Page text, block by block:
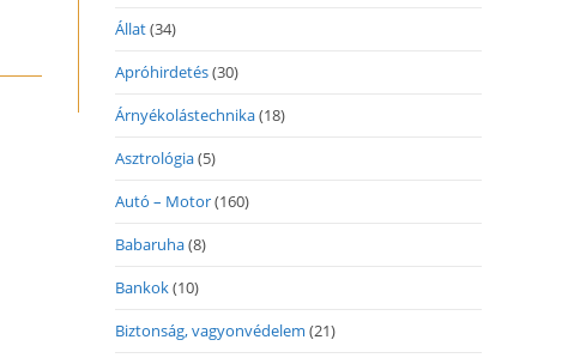
Állat(34)
Apróhirdetés(30)
Árnyékolástechnika(18)
Asztrológia(5)
Autó – Motor(160)
Babaruha(8)
Bankok(10)
Biztonság, vagyonvédelem (21)